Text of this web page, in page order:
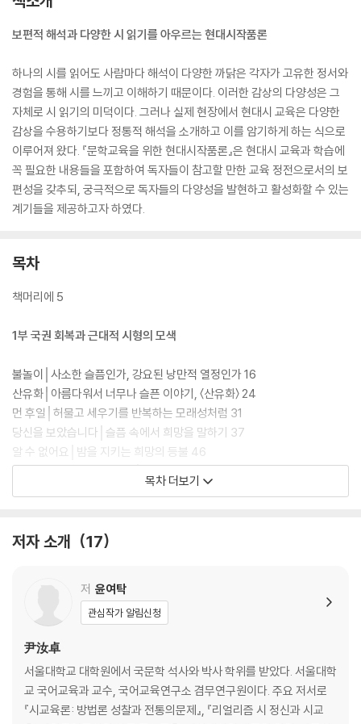
보편적 해석과 다양한 시 읽기를 아우르는 현대시작품론
하나의 시를 읽어도 사람마다 해석이 다양한 까닭은 각자가 고유한 정서와
경험을 통해 시를 느끼고 이해하기 때문이다. 이러한 감상의 다양성은 그
자체로 시 읽기의 미덕이다. 그러나 실제 현장에서 현대시 교육은 다양한
감상을 수용하기보다 정통적 해석을 소개하고 이를 암기하게 하는 식으로
이루어져 왔다. 『문학교육을 위한 현대시작품론』은 현대시 교육과 학습에
꼭 필요한 내용들을 포함하여 독자들이 참고할 만한 교육 정전으로서의 보
편성을 갖추되, 궁극적으로 독자들의 다양성을 발현하고 활성화할 수 있는
계기들을 제공하고자 하였다.
목차
책머리에 5
1부 국권 회복과 근대적 시형의 모색
불놀이│사소한 슬픔인가, 강요된 낭만적 열정인가 16
산유화│아름다워서 너무나 슬픈 이야기, 〈산유화〉 24
먼 후일│허물고 세우기를 반복하는 모래성처럼 31
당신을 보았습니다│슬픔 속에서 희망을 말하기 37
알 수 없어요│밤을 지키는 희망의 등불 46
빼앗긴 들에도 봄은 오는가│환상 속에서 길을 찾다 53
우리 오빠와 화로│가상 배역과 사건을 활용한 저항의 시 61
오감도 시 제1호│19세기와 20세기 사이, 그리고 미래 84
끝없는 강물이 흐르네│마음속 어딘가 흐르는 서정 104
모란이 피기까지는│하루가 일 년 같고 일 년이 하루 같은 111
산제비│절망의 시대 한가운데서 자유와 희망을 보다 116
성씨보│왜? 어째서? 무엇 때문에? 123
깃발│깃발 변주곡 128
풀벌레 소리 가득 차 있었다│아버지의 서러운 죽음을 슬퍼하는 풀벌레 소
리 133
목차 더보기
저자 소개 17
저 윤여탁
관심작가 알림신청
尹汝卓
서울대학교 대학원에서 국문학 석사와 박사 학위를 받았다. 서울대학
교 국어교육과 교수, 국어교육연구소 겸무연구원이다. 주요 저서로
『시교육론: 방법론 성찰과 전통의문제』, 『리얼리즘 시 정신과 시교